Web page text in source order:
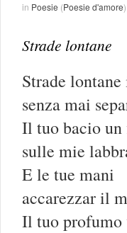
in Poesie (Poesie d'amore)
Strade lontane
Strade
senza mai
Il tuo bacio un
sulle mie
E le tue mani
accarezzar il
Il tuo